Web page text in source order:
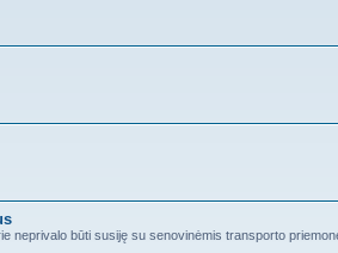
neprivalo būti susiję su senovinėmis transporto